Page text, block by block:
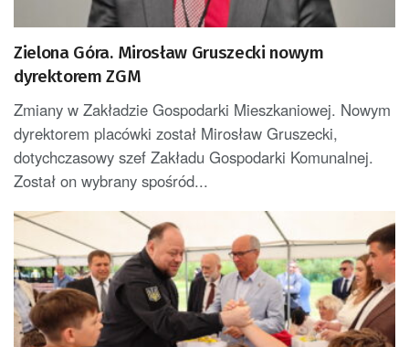
Zielona Góra. Mirosław Gruszecki nowym
dyrektorem ZGM
Zmiany w Zakładzie Gospodarki Mieszkaniowej. Nowym
dyrektorem placówki został Mirosław Gruszecki,
dotychczasowy szef Zakładu Gospodarki Komunalnej.
Został on wybrany spośród...